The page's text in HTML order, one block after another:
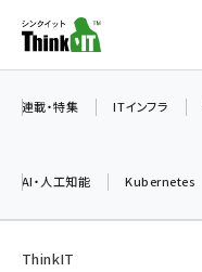
ン
ツ
連載・特集 ITインフラ
AI・人工知能 Kubernetes
ThinkIT